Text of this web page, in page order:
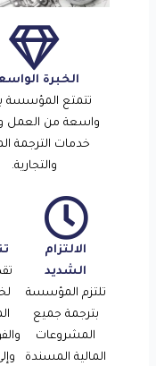
الخبرة
تتمتع المؤسسة
واسعة من العمل
خدمات الترجمة
والتجارية.
الالتزام
الشديد
تلتزم المؤسسة
بترجمة جميع
المشروعات
المالية المسندة